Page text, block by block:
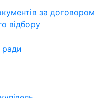
за договором
відбору
ради